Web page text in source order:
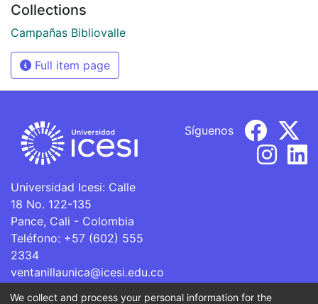
Collections
Campañas Bibliovalle
Full item page
Universidad Icesi: Calle
18 No. 122-135
Pance, Cali - Colombia
Teléfono: +57 (602) 555
2334
ventanillaunica@icesi.edu.co
Síguenos
We collect and process your personal information for the